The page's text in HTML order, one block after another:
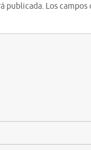
publicada. Los